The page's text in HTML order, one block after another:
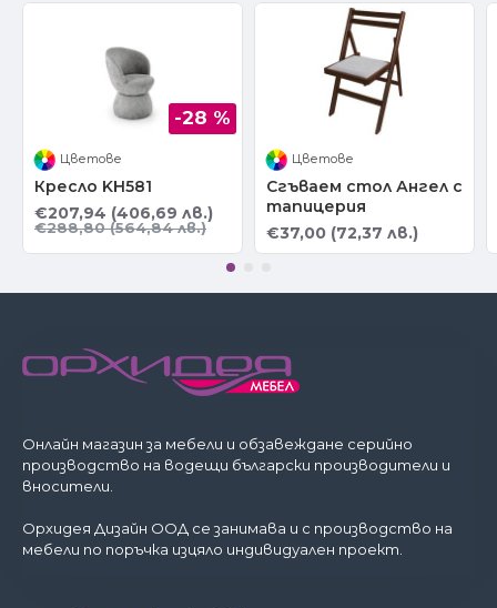
-28 %
Цветове
Кресло KH581
€207,94 (406,69 лв.)
€288,80 (564,84 лв.)
Цветове
Сгъваем стол Ангел с
тапицерия
€37,00 (72,37 лв.)
Онлайн магазин за мебели и обзавеждане серийно
производство на водещи български производители и
вносители.
Орхидея Дизайн ООД се занимава и с производство на
мебели по поръчка изцяло индивидуален проект.